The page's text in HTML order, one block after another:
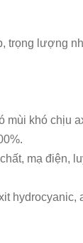
trọng lượng
khó chịu
mạ điện,